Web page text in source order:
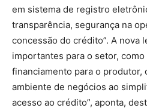
em sistema de registro
transparência, segurança na
concessão do crédito”. A nova
importantes para o setor,
financiamento para o produtor,
ambiente de negócios ao
acesso ao crédito”, aponta,